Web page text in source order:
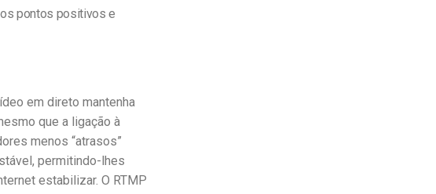
pontos positivos e
em direto mantenha
que a ligação à
menos “atrasos”
permitindo-lhes
estabilizar. O RTMP